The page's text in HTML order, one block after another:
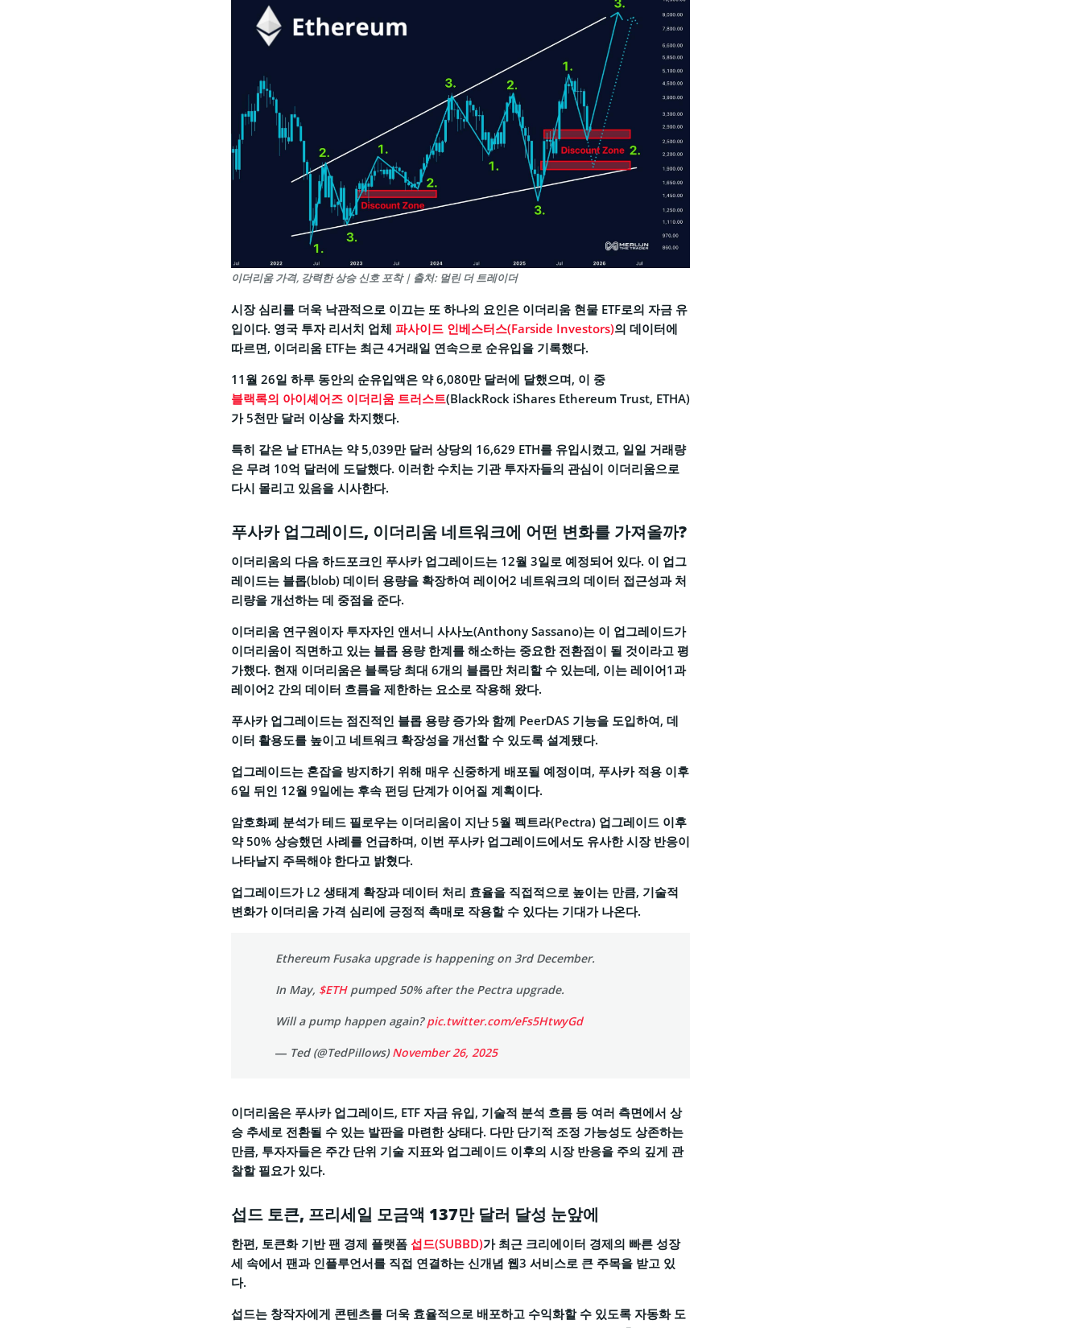
이더리움 가격, 강력한 상승 신호 포착 | 출처: 멀린 더 트레이더
시장 심리를 더욱 낙관적으로 이끄는 또 하나의 요인은 이더리움 현물 ETF로의 자금 유
입이다. 영국 투자 리서치 업체 파사이드 인베스터스(Farside Investors)의 데이터에
따르면, 이더리움 ETF는 최근 4거래일 연속으로 순유입을 기록했다.
11월 26일 하루 동안의 순유입액은 약 6,080만 달러에 달했으며, 이 중
블랙록의 아이셰어즈 이더리움 트러스트(BlackRock iShares Ethereum Trust, ETHA)
가 5천만 달러 이상을 차지했다.
특히 같은 날 ETHA는 약 5,039만 달러 상당의 16,629 ETH를 유입시켰고, 일일 거래량
은 무려 10억 달러에 도달했다. 이러한 수치는 기관 투자자들의 관심이 이더리움으로
다시 몰리고 있음을 시사한다.
푸사카 업그레이드, 이더리움 네트워크에 어떤 변화를 가져올까?
이더리움의 다음 하드포크인 푸사카 업그레이드는 12월 3일로 예정되어 있다. 이 업그
레이드는 블롭(blob) 데이터 용량을 확장하여 레이어2 네트워크의 데이터 접근성과 처
리량을 개선하는 데 중점을 준다.
이더리움 연구원이자 투자자인 앤서니 사사노(Anthony Sassano)는 이 업그레이드가
이더리움이 직면하고 있는 블롭 용량 한계를 해소하는 중요한 전환점이 될 것이라고 평
가했다. 현재 이더리움은 블록당 최대 6개의 블롭만 처리할 수 있는데, 이는 레이어1과
레이어2 간의 데이터 흐름을 제한하는 요소로 작용해 왔다.
푸사카 업그레이드는 점진적인 블롭 용량 증가와 함께 PeerDAS 기능을 도입하여, 데
이터 활용도를 높이고 네트워크 확장성을 개선할 수 있도록 설계됐다.
업그레이드는 혼잡을 방지하기 위해 매우 신중하게 배포될 예정이며, 푸사카 적용 이후
6일 뒤인 12월 9일에는 후속 펀딩 단계가 이어질 계획이다.
암호화폐 분석가 테드 필로우는 이더리움이 지난 5월 펙트라(Pectra) 업그레이드 이후
약 50% 상승했던 사례를 언급하며, 이번 푸사카 업그레이드에서도 유사한 시장 반응이
나타날지 주목해야 한다고 밝혔다.
업그레이드가 L2 생태계 확장과 데이터 처리 효율을 직접적으로 높이는 만큼, 기술적
변화가 이더리움 가격 심리에 긍정적 촉매로 작용할 수 있다는 기대가 나온다.
Ethereum Fusaka upgrade is happening on 3rd December.
In May, $ETHpumped 50% after the Pectra upgrade.
Will a pump happen again?pic.twitter.com/eFs5HtwyGd
— Ted (@TedPillows)November 26, 2025
이더리움은 푸사카 업그레이드, ETF 자금 유입, 기술적 분석 흐름 등 여러 측면에서 상
승 추세로 전환될 수 있는 발판을 마련한 상태다. 다만 단기적 조정 가능성도 상존하는
만큼, 투자자들은 주간 단위 기술 지표와 업그레이드 이후의 시장 반응을 주의 깊게 관
찰할 필요가 있다.
섭드 토큰, 프리세일 모금액 137만 달러 달성 눈앞에
한편, 토큰화 기반 팬 경제 플랫폼 섭드(SUBBD)가 최근 크리에이터 경제의 빠른 성장
세 속에서 팬과 인플루언서를 직접 연결하는 신개념 웹3 서비스로 큰 주목을 받고 있
다.
섭드는 창작자에게 콘텐츠를 더욱 효율적으로 배포하고 수익화할 수 있도록 자동화 도